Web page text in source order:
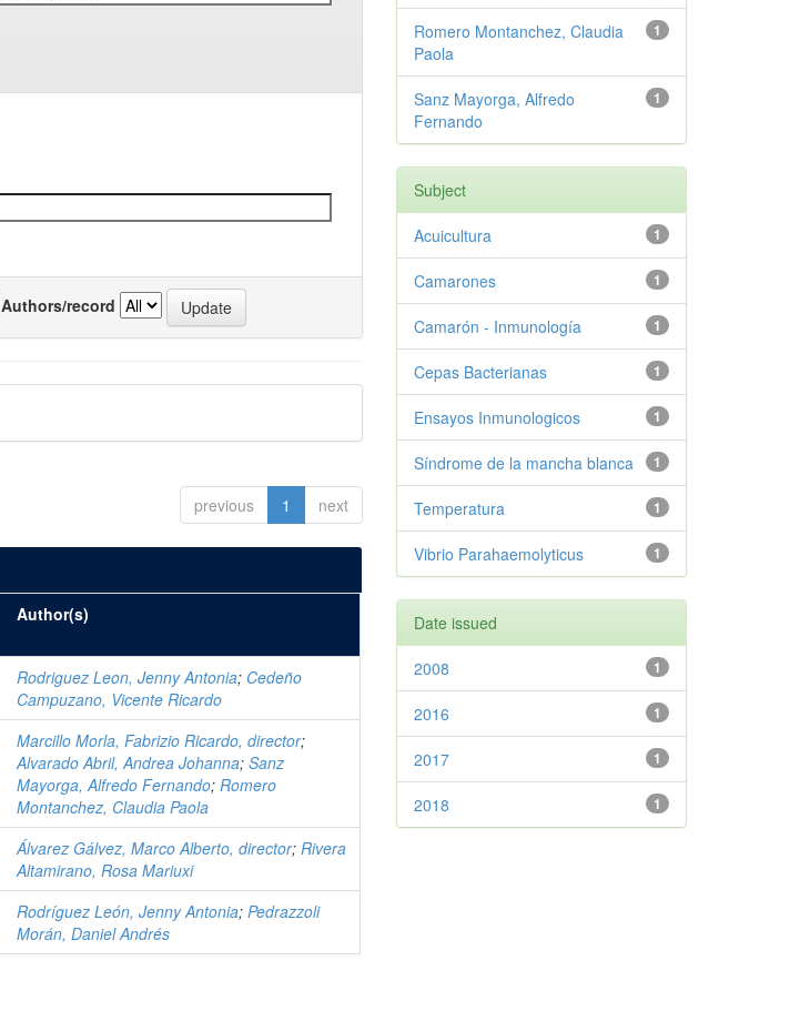
Authors/record
previous 1 next
Author(s)
Rodriguez Leon, Jenny Antonia; Cedeño
Campuzano, Vicente Ricardo
Marcillo Morla, Fabrizio Ricardo, director;
Alvarado Abril, Andrea Johanna;Sanz
Mayorga, Alfredo Fernando;Romero
Montanchez, Claudia Paola
Álvarez Gálvez, Marco Alberto, director;Rivera
Altamirano, Rosa Mariuxi
Rodríguez León, Jenny Antonia;Pedrazzoli
Morán, Daniel Andrés
1
Romero Montanchez, Claudia
Paola
1
Sanz Mayorga, Alfredo
Fernando
Subject
1
Acuicultura
1
Camarones
1
Camarón - Inmunología
1
Cepas Bacterianas
1
Ensayos Inmunologicos
1
Síndrome de la mancha blanca
1
Temperatura
1
Vibrio Parahaemolyticus
Date issued
1
2008
1
2016
1
2017
1
2018